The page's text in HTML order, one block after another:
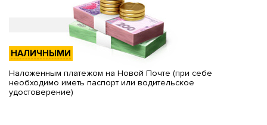
НАЛИЧНЫМИ
Наложенным платежом на Новой Почте (при себе
необходимо иметь паспорт или водительское
удостоверение)